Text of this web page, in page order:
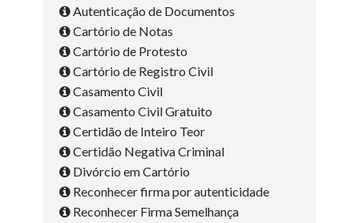
Autenticação de Documentos
Cartório de Notas
Cartório de Protesto
Cartório de Registro Civil
Casamento Civil
Casamento Civil Gratuito
Certidão de Inteiro Teor
Certidão Negativa Criminal
Divórcio em Cartório
Reconhecer firma por autenticidade
Reconhecer Firma Semelhança